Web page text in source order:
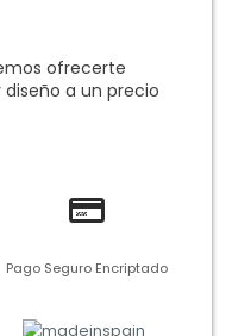
ofrecerte
a un precio
Pago Seguro Encriptado